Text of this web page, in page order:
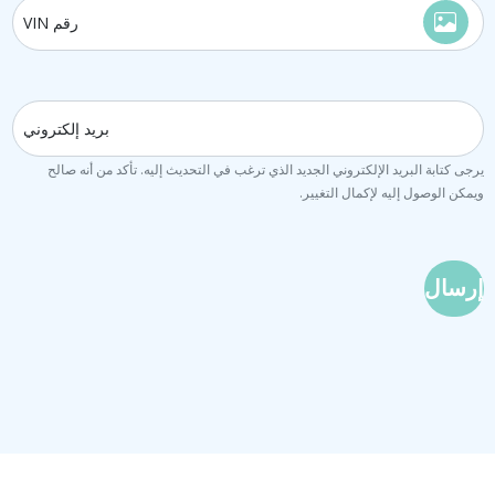
رقم VIN
يرجى كتابة البريد الإلكتروني الجديد الذي ترغب في التحديث إليه. تأكد من أنه صالح
ويمكن الوصول إليه لإكمال التغيير.
بريد إلكتروني
إرسال